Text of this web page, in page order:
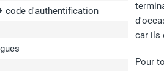
code d'authentification
car ils
Pour